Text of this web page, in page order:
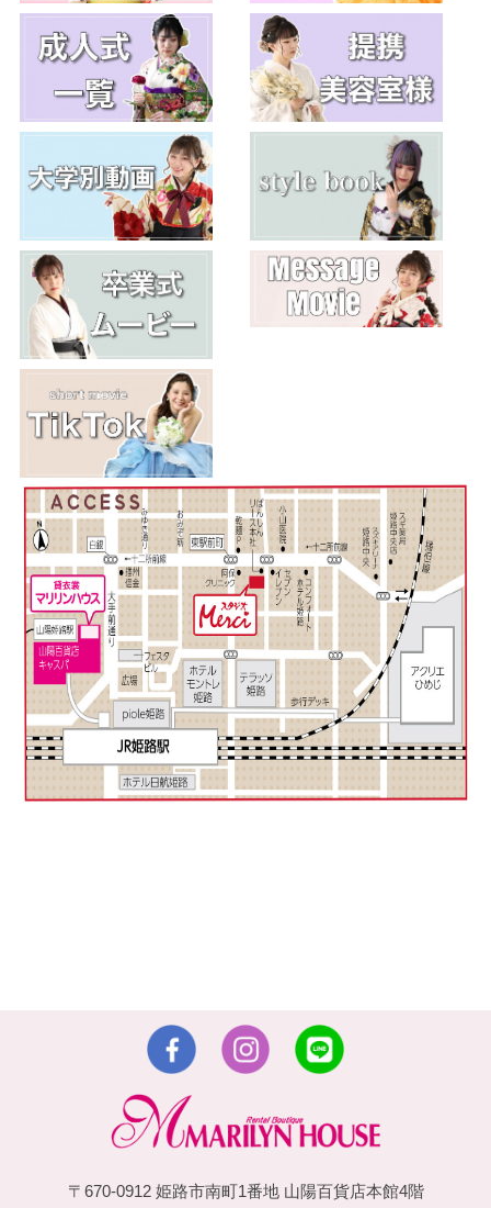
〒670-0912 姫路市南町1番地 山陽百貨店本館4階